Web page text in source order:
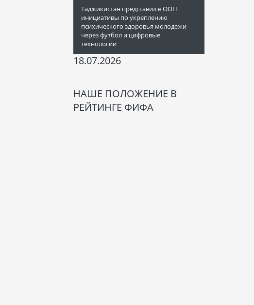
Таджикистан представил в ООН
инициативы по укреплению
психического здоровья молодежи
через футбол и цифровые
технологии
18.07.2026
НАШЕ ПОЛОЖЕНИЕ В
РЕЙТИНГЕ ФИФА